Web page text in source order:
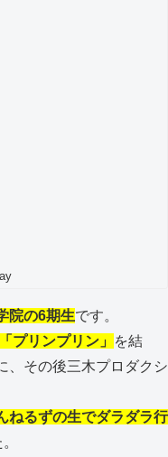
院の6期生です。
プリンプリン」
を結
、その後三木プロダクシ
ねるずの生でダラダラ行